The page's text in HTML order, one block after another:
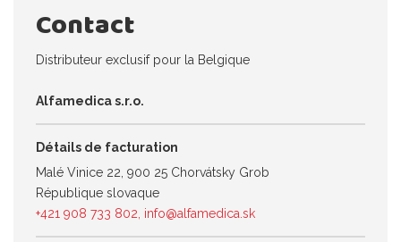
Contact
Distributeur exclusif pour la Belgique
Alfamedica s.r.o.
Détails de facturation
Malé Vinice 22, 900 25 Chorvátsky Grob
République slovaque
+421 908 733 802 info@alfamedica.sk